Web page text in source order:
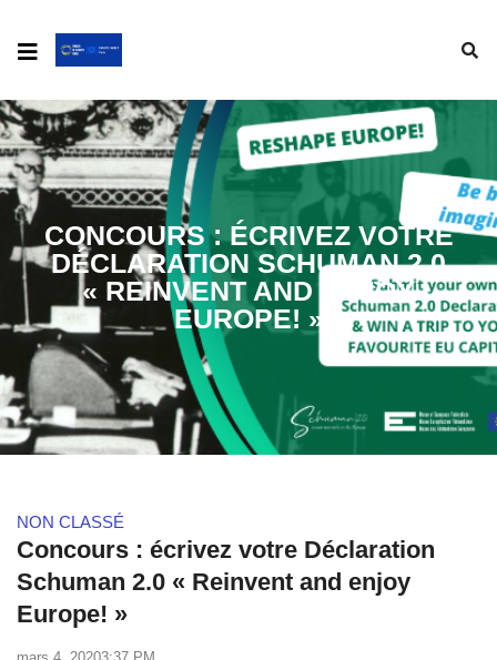
CONCOURS : ÉCRIVEZ VOTRE
DÉCLARATION SCHUMAN 2.0
« REINVENT AND ENJOY
EUROPE! »
NON CLASSÉ
Concours : écrivez votre Déclaration
Schuman 2.0 « Reinvent and enjoy
Europe! »